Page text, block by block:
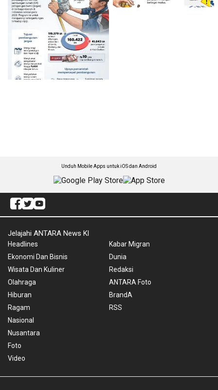
Unduh Mobile Apps untuk iOS dan Android
Jelajahi ANTARA News Kl
Headlines
Ekonomi Dan Bisnis
Wisata Dan Kuliner
Olahraga
Hiburan
Ragam
Nasional
Nusantara
Foto
Video
Kabar Migran
Dunia
Redaksi
ANTARA Foto
BrandA
RSS